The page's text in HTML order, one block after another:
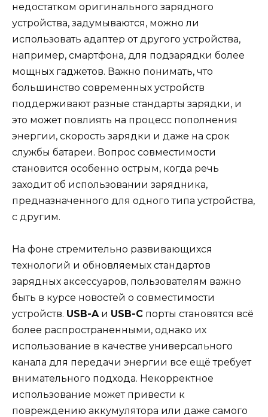
недостатком оригинального зарядного
устройства, задумываются, можно ли
использовать адаптер от другого устройства,
например, смартфона, для подзарядки более
мощных гаджетов. Важно понимать, что
большинство современных устройств
поддерживают разные стандарты зарядки, и
это может повлиять на процесс пополнения
энергии, скорость зарядки и даже на срок
службы батареи. Вопрос совместимости
становится особенно острым, когда речь
заходит об использовании зарядника,
предназначенного для одного типа устройства,
с другим.
На фоне стремительно развивающихся
технологий и обновляемых стандартов
зарядных аксессуаров, пользователям важно
быть в курсе новостей о совместимости
устройств. USB-A и USB-C порты становятся всё
более распространенными, однако их
использование в качестве универсального
канала для передачи энергии все ещё требует
внимательного подхода. Некорректное
использование может привести к
повреждению аккумулятора или даже самого